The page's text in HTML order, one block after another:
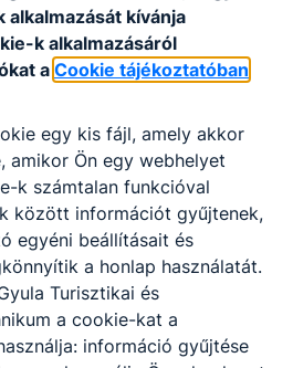
ajánljuk, akik
fejlődésre és
A jó szakács
az általa készített
terhelhetőség, jó stressztűrő
készség, a
iránt tanúsított alázat,
kreativitás,
kívánja
k alkalmazásáról
a Cookie tájékoztatóban
egy kis fájl, amely akkor
amikor Ön egy webhelyet
k számtalan funkcióval
között információt gyűjtenek,
egyéni beállításait és
a honlap használatát.
Turisztikai és
a cookie-kat a
információ gyűjtése